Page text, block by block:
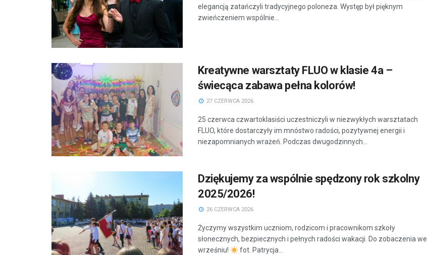
elegancją zatańczyli tradycyjnego poloneza. Występ był pięknym
zwieńczeniem wspólnie...
Kreatywne warsztaty FLUO w klasie 4a –
świecąca zabawa pełna kolorów!
27 CZERWCA 2026
25 czerwca czwartoklasiści uczestniczyli w niezwykłych warsztatach
FLUO, które dostarczyły im mnóstwo radości, pozytywnej energii i
niezapomnianych wrażeń. Podczas dwugodzinnych...
Dziękujemy za wspólnie spędzony rok szkolny
2025/2026!
26 CZERWCA 2026
Życzymy wszystkim uczniom, rodzicom i pracownikom szkoły
słonecznych, bezpiecznych i pełnych radości wakacji. Do zobaczenia we
wrześniu!
fot. Patrycja...